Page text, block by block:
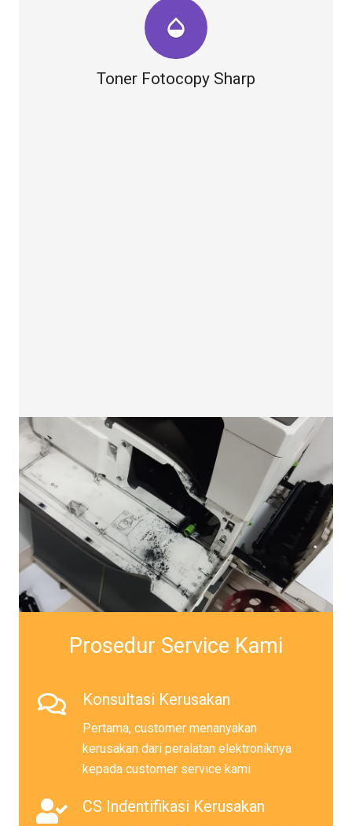
opacity
Toner Fotocopy Sharp
Prosedur Service Kami
Konsultasi Kerusakan
Pertama, customer menanyakan
kerusakan dari peralatan elektroniknya
kepada customer service kami
CS Indentifikasi Kerusakan